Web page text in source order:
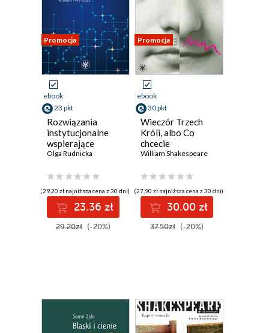
Promocja
ebook
23 pkt
Rozwiązania
instytucjonalne
wspierające
studentów i osoby
niepełnosprawnością
w Uniwersytecie
Warszawskim w
latach 1997-2023
Olga Rudnicka
(29,20 zł najniższa cena z 30 dni)
23.36 zł
29.20zł (-20%)
Promocja
ebook
30 pkt
Wieczór Trzech
Króli, albo Co
chcecie
William Shakespeare
(27,90 zł najniższa cena z 30 dni)
30.00 zł
37.50zł (-20%)